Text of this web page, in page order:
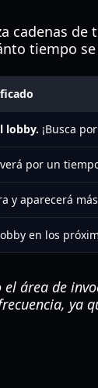
cadenas de
tiempo
lobby. ¡Busca
por un
y aparecerá
en los
área de
ya